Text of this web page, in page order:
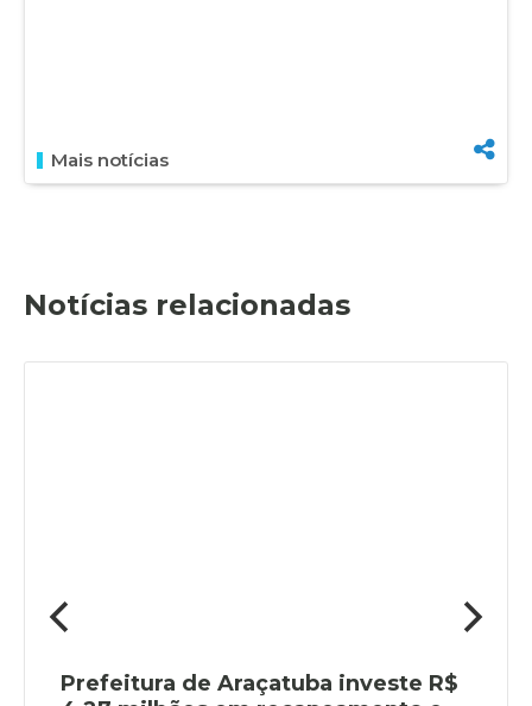
Mais notícias
Notícias relacionadas
Prefeitura de Araçatuba investe R$